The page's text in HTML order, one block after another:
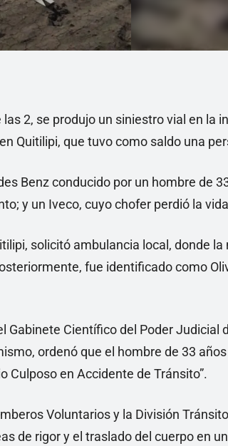
2, se produjo un siniestro vial en la
Quitilipi, que tuvo como saldo una
Benz conducido por un hombre de
y un Iveco, cuyo chofer perdió la
solicitó ambulancia local, donde
fue identificado como
Científico del Poder Judicial
ordenó que el hombre de 33
Culposo en Accidente de Tránsito”.
Voluntarios y la División
de rigor y el traslado del cuerpo en